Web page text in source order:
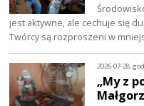
jest aktywne, ale cechuje się
Twórcy są rozproszeni w
2026-07-28,
„My z